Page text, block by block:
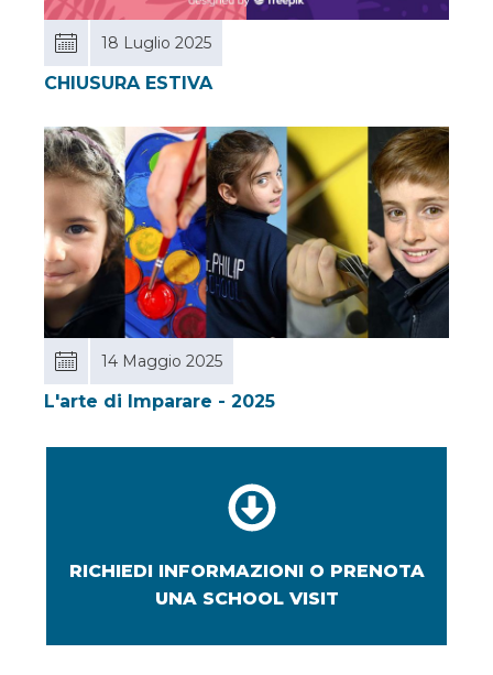
18 Luglio 2025
CHIUSURA ESTIVA
14 Maggio 2025
L'arte di Imparare - 2025
RICHIEDI INFORMAZIONI O PRENOTA
UNA SCHOOL VISIT